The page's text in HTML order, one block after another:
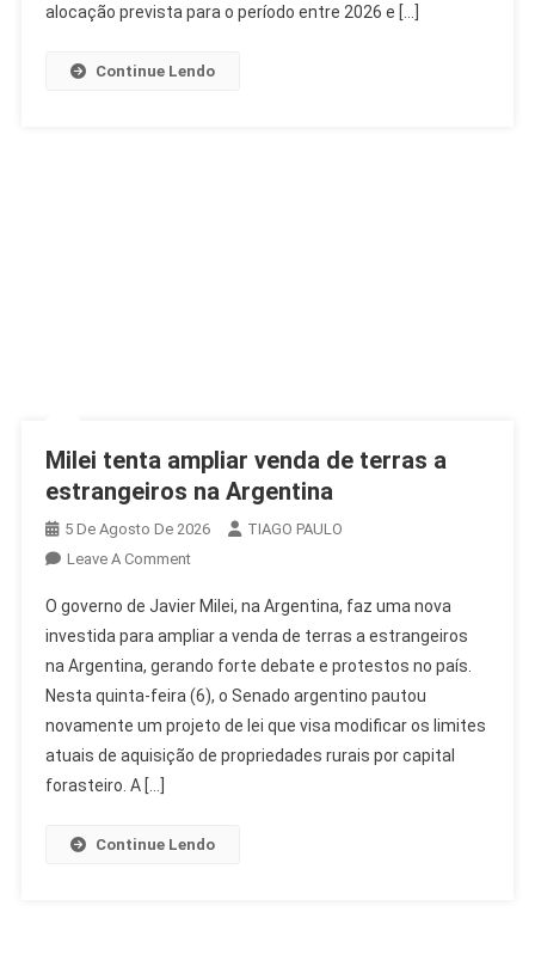
alocação prevista para o período entre 2026 e […]
Continue Lendo
Milei tenta ampliar venda de terras a
estrangeiros na Argentina
5 De Agosto De 2026
TIAGO PAULO
Leave A CommentOn
Tenta
Ampliar
Venda
De
Terras
A
O governo de Javier Milei, na Argentina, faz uma nova
investida para ampliar a venda de terras a estrangeiros
na Argentina, gerando forte debate e protestos no país.
Nesta quinta-feira (6), o Senado argentino pautou
novamente um projeto de lei que visa modificar os limites
atuais de aquisição de propriedades rurais por capital
forasteiro. A […]
Continue Lendo